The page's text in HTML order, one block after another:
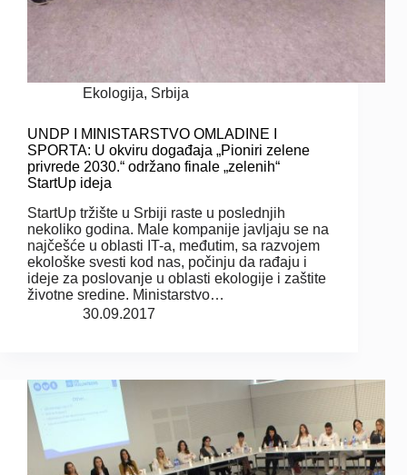
Ekologija, Srbija
UNDP I MINISTARSTVO OMLADINE I
SPORTA: U okviru događaja „Pioniri zelene
privrede 2030.“ održano finale „zelenih“
StartUp ideja
StartUp tržište u Srbiji raste u poslednjih
nekoliko godina. Male kompanije javljaju se na
najčešće u oblasti IT-a, međutim, sa razvojem
ekološke svesti kod nas, počinju da rađaju i
ideje za poslovanje u oblasti ekologije i zaštite
životne sredine. Ministarstvo…
30.09.2017